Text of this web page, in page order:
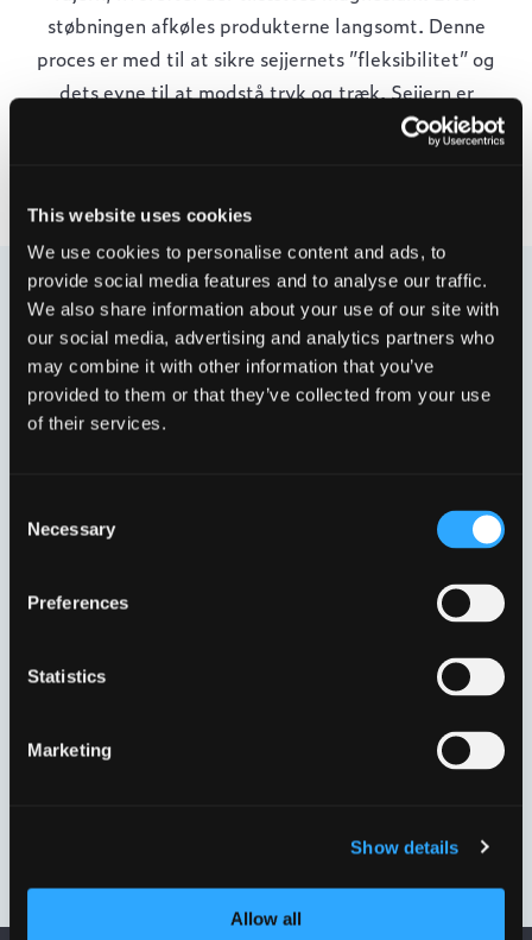
This website uses cookies
We use cookies to personalise content and ads, to
provide social media features and to analyse our traffic.
We also share information about your use of our site with
our social media, advertising and analytics partners who
may combine it with other information that you’ve
provided to them or that they’ve collected from your use
of their services.
Selection
Necessary
Preferences
Statistics
Marketing
Show details
Allow all
støbningen afkøles produkterne langsomt. Denne
proces er med til at sikre sejjernets ”fleksibilitet” og
dets evne til at modstå tryk og træk. Sejjern er
karakteriseret ved at være utrolig holdbart, både i
(1)
KARME(1)